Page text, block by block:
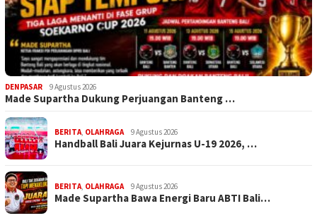
DENPASAR 9 Agustus 2026
Made Supartha Dukung Perjuangan Banteng …
BERITA OLAHRAGA 9 Agustus 2026
Handball Bali Juara Kejurnas U-19 2026, …
BERITA OLAHRAGA 9 Agustus 2026
Made Supartha Bawa Energi Baru ABTI Bali…